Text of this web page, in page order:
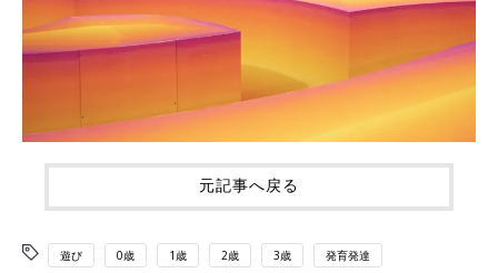
元記事へ戻る
遊び 0歳 1歳 2歳 3歳 発育発達